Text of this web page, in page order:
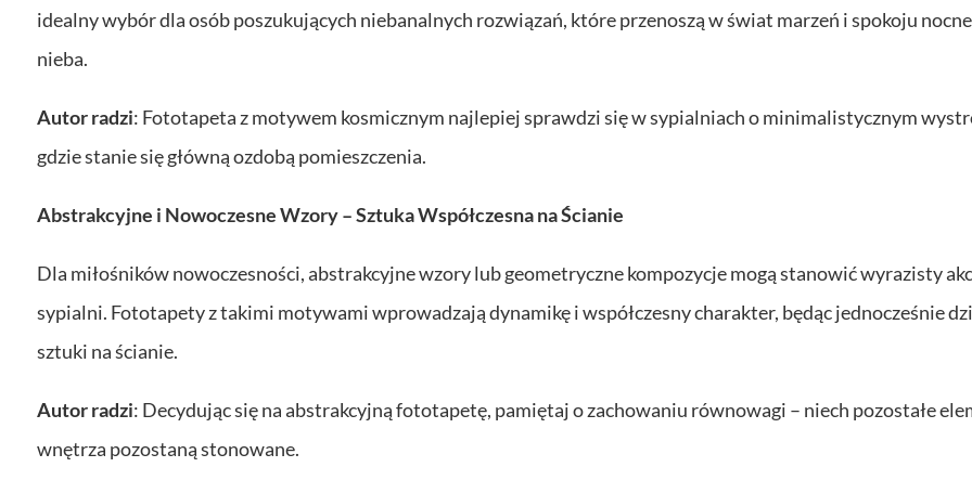
idealny wybór dla osób poszukujących niebanalnych rozwiązań, które przenoszą w świat marzeń i spokoju
nieba.
Autor radzi: Fototapeta z motywem kosmicznym najlepiej sprawdzi się w sypialniach o minimalistycznym
gdzie stanie się główną ozdobą pomieszczenia.
Abstrakcyjne i Nowoczesne Wzory – Sztuka Współczesna na Ścianie
Dla miłośników nowoczesności, abstrakcyjne wzory lub geometryczne kompozycje mogą stanowić wyrazisty
sypialni. Fototapety z takimi motywami wprowadzają dynamikę i współczesny charakter, będąc jednocześnie
sztuki na ścianie.
Autor radzi: Decydując się na abstrakcyjną fototapetę, pamiętaj o zachowaniu równowagi – niech pozostałe
wnętrza pozostaną stonowane.